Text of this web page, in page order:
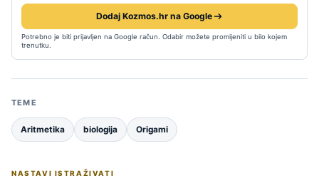
Dodaj Kozmos.hr na Google
Potrebno je biti prijavljen na Google račun. Odabir možete promijeniti u bilo kojem
trenutku.
TEME
Aritmetika biologija Origami
NASTAVI ISTRAŽIVATI